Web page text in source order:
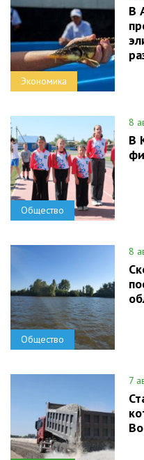
Экономика
В
Общество
8
В
Общество
8
7